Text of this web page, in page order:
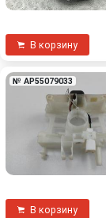
В корзину
№ AP55079033
В корзину